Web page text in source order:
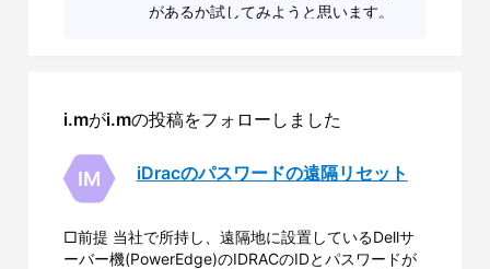
があるか試してみようと思います。
i.mがi.mの投稿をフォローしました
IM iDracのパスワードの遠隔リセット
□前提 当社で所持し、遠隔地に設置しているDellサ
ーバー機(PowerEdge)のIDRACのIDとパスワードが